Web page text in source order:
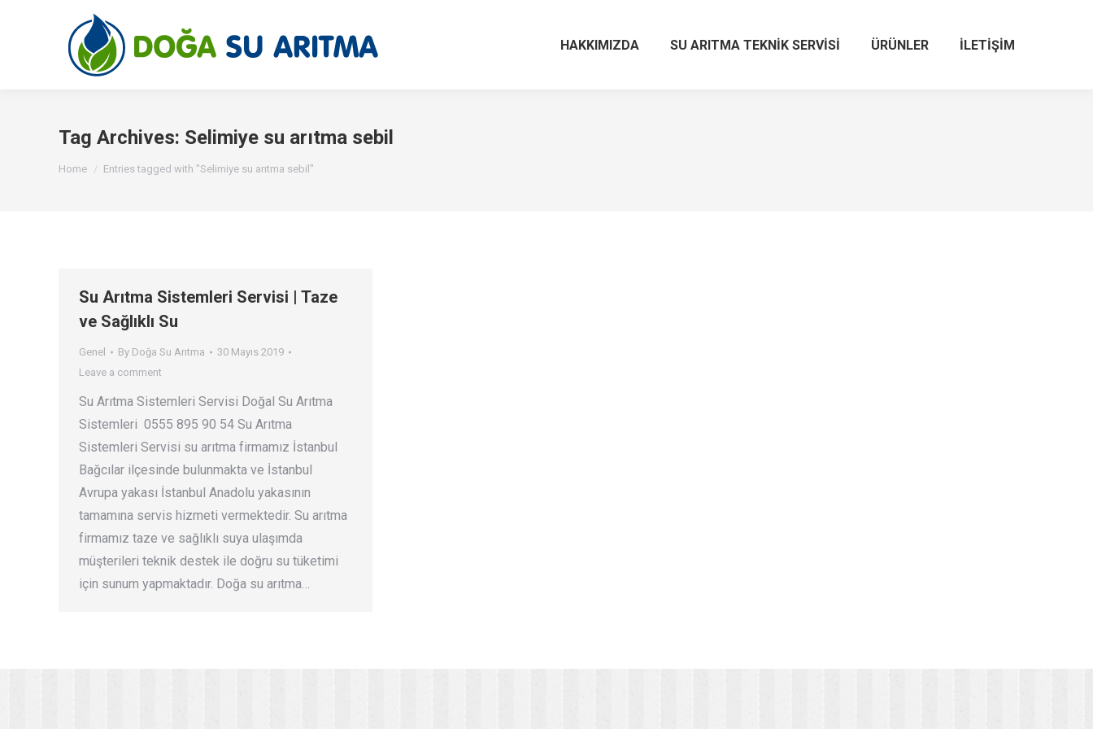
HAKKIMIZDA SU ARITMA TEKNIK SERVISI ÜRÜNLER İLETIŞIM
Tag Archives: Selimiye su arıtma sebil
You are here:
Home Entries tagged with "Selimiye su arıtma sebil"
Su Arıtma Sistemleri Servisi | Taze
ve Sağlıklı Su
Genel By Doğa Su Arıtma
30 Mayıs 2019
Leave a comment
Su Arıtma Sistemleri Servisi Doğal Su Arıtma
Sistemleri 0555 895 90 54 Su Arıtma
Sistemleri Servisi su arıtma firmamız İstanbul
Bağcılar ilçesinde bulunmakta ve İstanbul
Avrupa yakası İstanbul Anadolu yakasının
tamamına servis hizmeti vermektedir. Su arıtma
firmamız taze ve sağlıklı suya ulaşımda
müşterileri teknik destek ile doğru su tüketimi
için sunum yapmaktadır. Doğa su arıtma…